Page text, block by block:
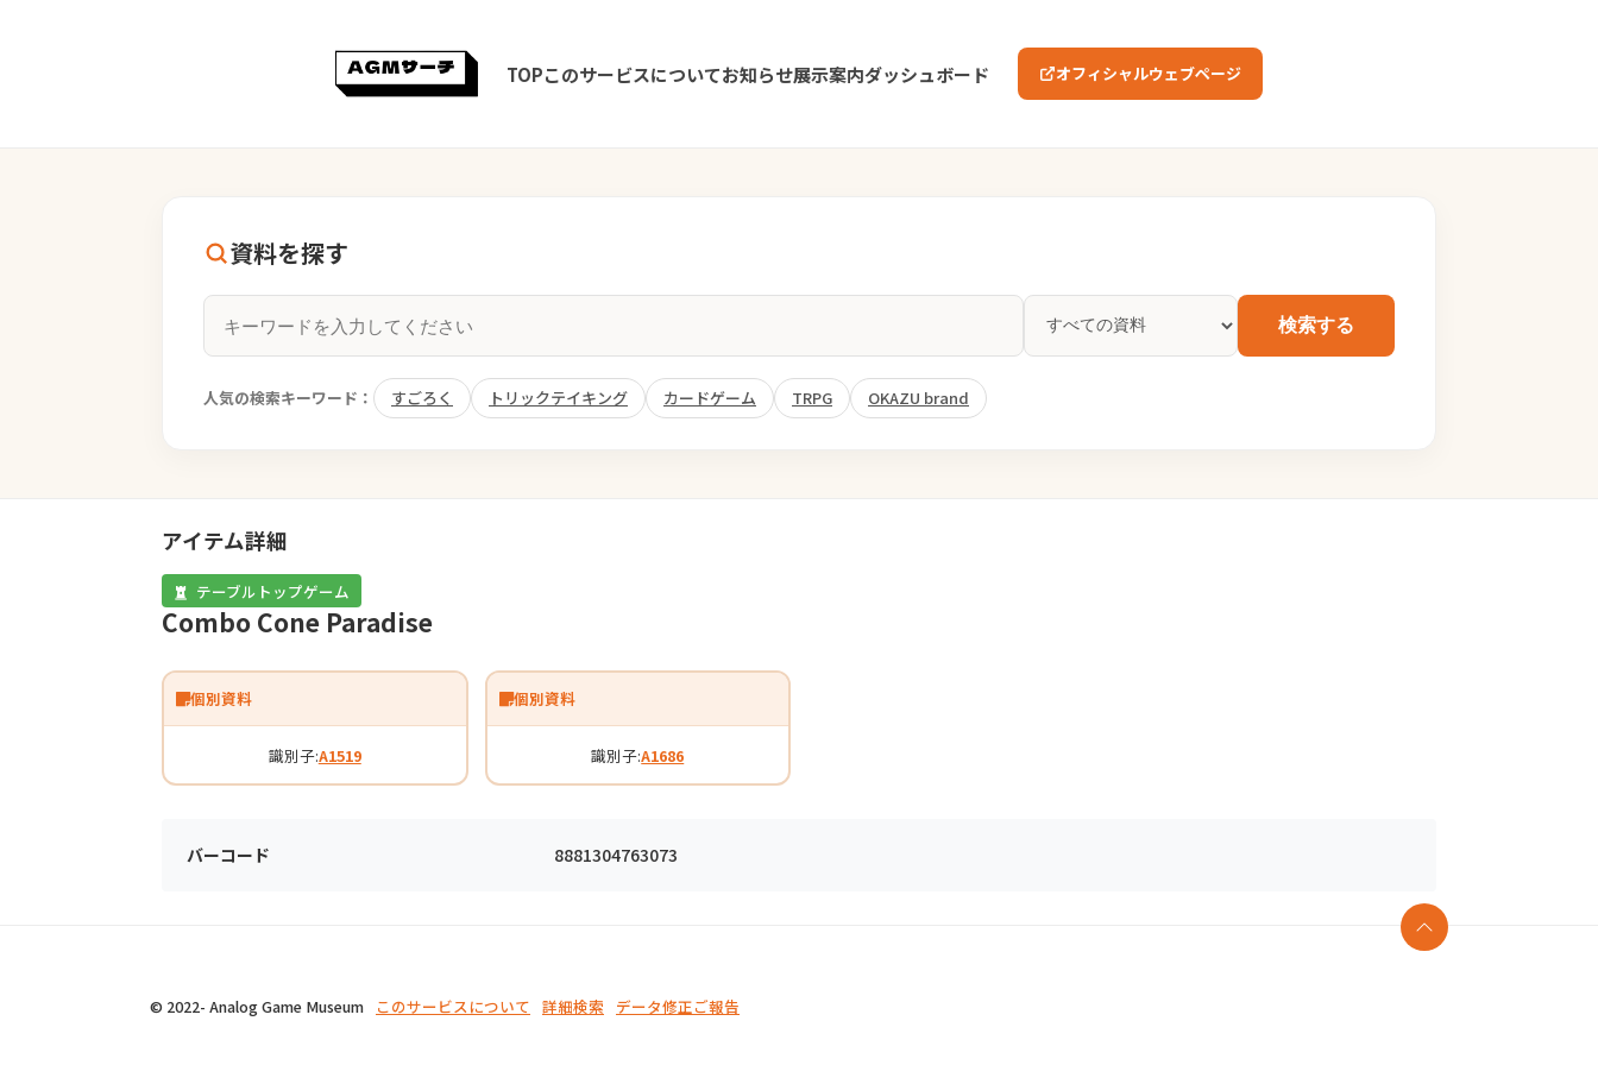
TOPこのサービスについてお知らせ展示案内ダッシュボード オフィシャルウェブページ
資料を探す
検索する
人気の検索キーワード： すごろく トリックテイキング カードゲーム TRPG OKAZU brand
アイテム詳細
テーブルトップゲーム
Combo Cone Paradise
個別資料
識別子:A1519
個別資料
識別子:A1686
バーコード 8881304763073
© 2022- Analog Game Museum このサービスについて 詳細検索 データ修正ご報告